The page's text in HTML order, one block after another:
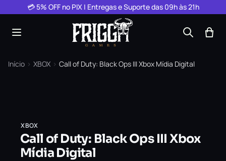
Pular para o conteúdo
💳 5% OFF no PIX | Entregas e Suporte das 09h às 21h
Início › XBOX › Call of Duty: Black Ops III Xbox Mídia Digital
XBOX
Call of Duty: Black Ops III Xbox
Mídia Digital